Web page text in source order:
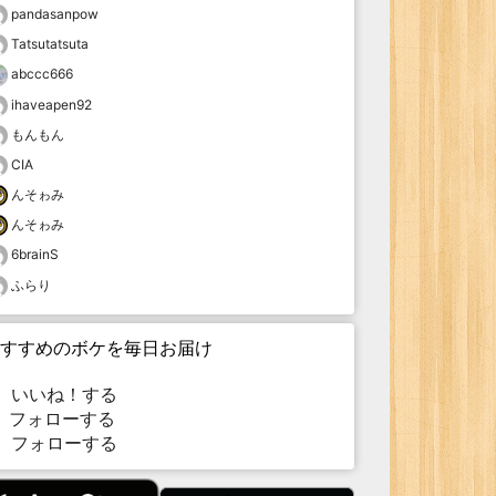
pandasanpow
Tatsutatsuta
abccc666
ihaveapen92
もんもん
CIA
んそゎみ
んそゎみ
6brainS
ふらり
すめのボケを毎日お届け
いいね！する
ォローする
フォローする